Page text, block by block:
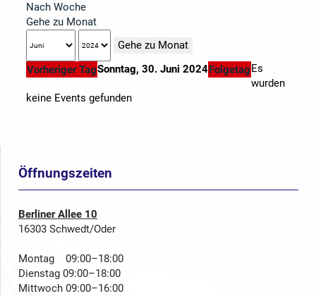
Nach Woche
Gehe zu Monat
Gehe zu Monat
Vorheriger TagSonntag, 30. Juni 2024 Folgetag Es
wurden
keine Events gefunden
Öffnungszeiten
Berliner Allee 10
16303 Schwedt/Oder
Montag 09:00–18:00
Dienstag 09:00–18:00
Mittwoch 09:00–16:00